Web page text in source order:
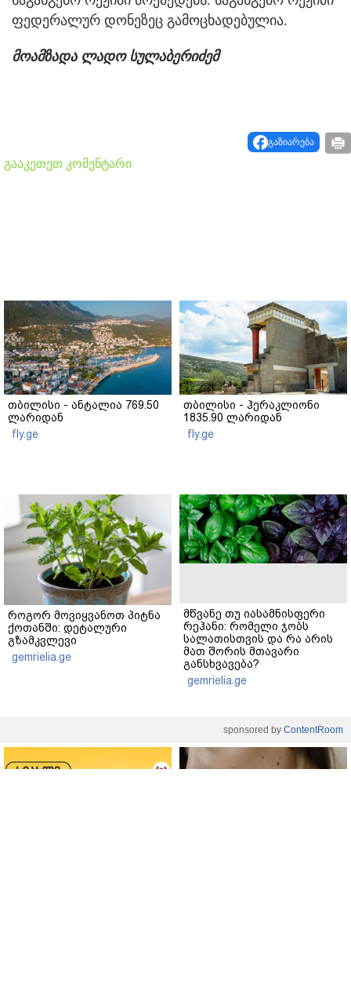
ფედერალურ დონეზეც გამოცხადებულია.
მოამზადა ლადო სულაბერიძემ
გაზიარება
გააკეთეთ კომენტარი
თბილისი - ანტალია 769.50
ლარიდან
fly.ge
თბილისი - ჰერაკლიონი
1835.90 ლარიდან
fly.ge
როგორ მოვიყვანოთ პიტნა
ქოთანში: დეტალური
გზამკვლევი
gemrielia.ge
მწვანე თუ იასამნისფერი
რეჰანი: რომელი ჯობს
სალათისთვის და რა არის
მათ შორის მთავარი
განსხვავება?
gemrielia.ge
sponsored by ContentRoom